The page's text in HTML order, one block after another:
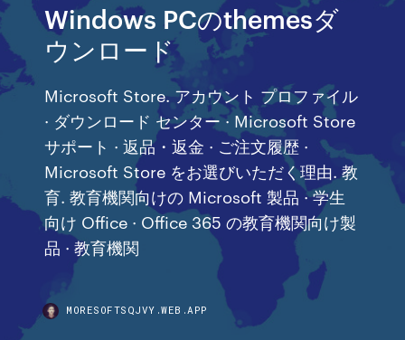
Windows PCのthemesダ
ウンロード
Microsoft Store. アカウント プロファイル
· ダウンロード センター · Microsoft Store
サポート · 返品・返金 · ご注文履歴 ·
Microsoft Store をお選びいただく理由. 教
育. 教育機関向けの Microsoft 製品 · 学生
向け Office · Office 365 の教育機関向け製
品 · 教育機関
MORESOFTSQJVY.WEB.APP